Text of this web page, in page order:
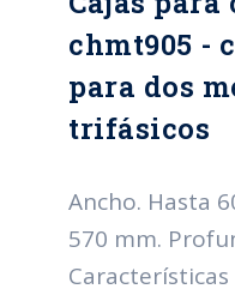
chmt905 -
para dos
trifásicos
Ancho. Hasta
570 mm.